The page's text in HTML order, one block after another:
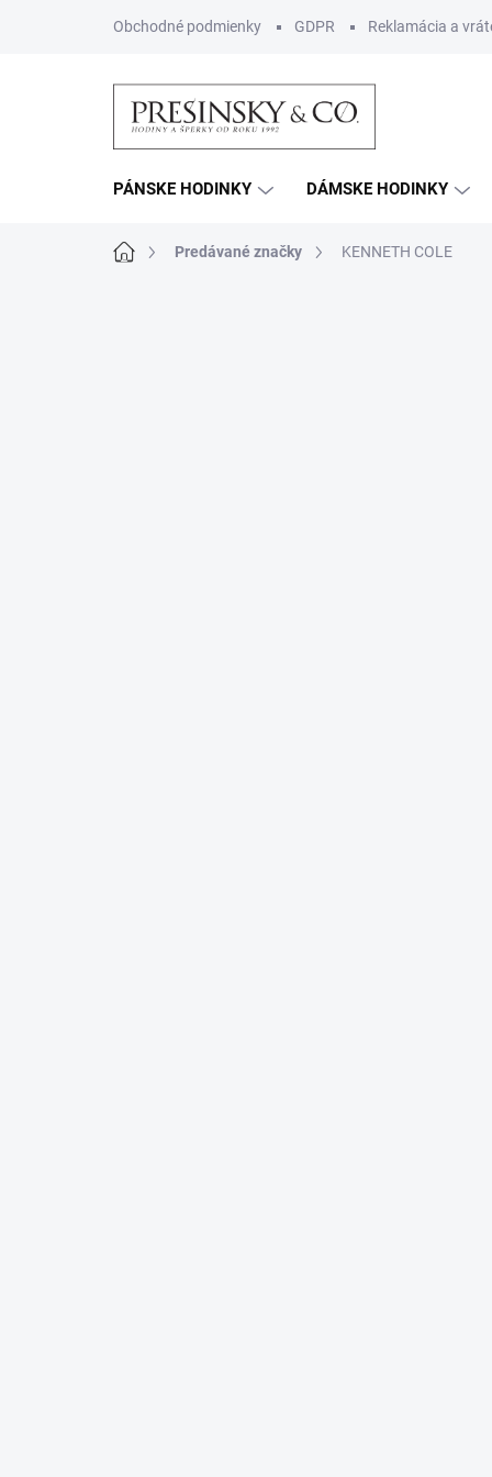
Obchodné podmienky GDPR Reklamácia a
PÁNSKE HODINKY DÁMSKE HODINKY
DomovPredávané značky KENNETH COLE